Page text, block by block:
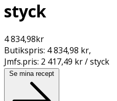
styck
4 834,98kr
Butikspris: 4 834,98 kr,
Jmfs.pris: 2 417,49 kr / styck
Se mina recept